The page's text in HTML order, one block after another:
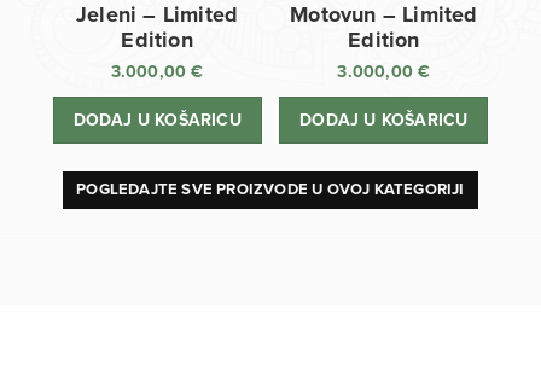
Jeleni – Limited
Edition
3.000,00€
DODAJ U KOŠARICU
Motovun – Limited
Edition
3.000,00€
DODAJ U KOŠARICU
POGLEDAJTE SVE PROIZVODE U OVOJ KATEGORIJI